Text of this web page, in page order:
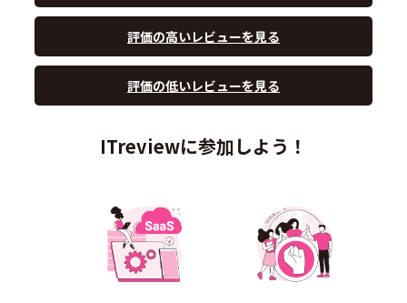
評価の高いレビューを見る
評価の低いレビューを見る
ITreviewに参加しよう！